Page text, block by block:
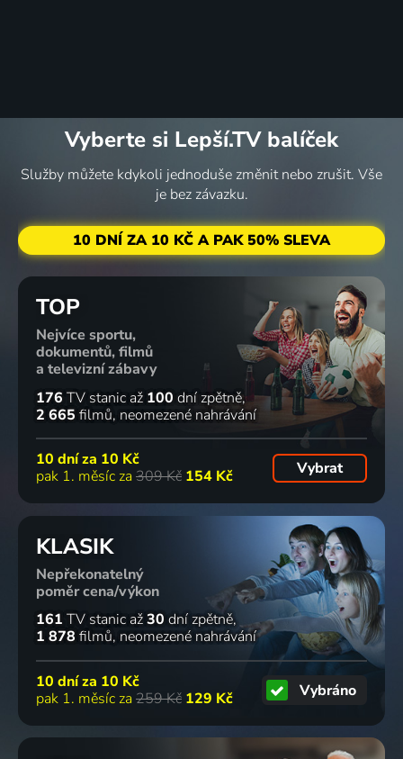
Vyberte si Lepší.TV balíček
Služby můžete kdykoli jednoduše změnit nebo zrušit. Vše
je bez závazku.
10 DNÍ ZA 10 KČ A PAK 50% SLEVA
TOP
Nejvíce sportu,
dokumentů, filmů
a televizní zábavy
176 TV stanic až 100 dní zpětně
2 665 filmů neomezené nahrávání
10 dní za 10 Kč
pak 1. měsíc za 309 Kč 154 Kč Vybrat
KLASIK
Nepřekonatelný
poměr cena/výkon
161 TV stanic až30 dní zpětně
1 878 filmů neomezené nahrávání
10 dní za 10 Kč
pak 1. měsíc za 259 Kč 129 Kč Vybráno